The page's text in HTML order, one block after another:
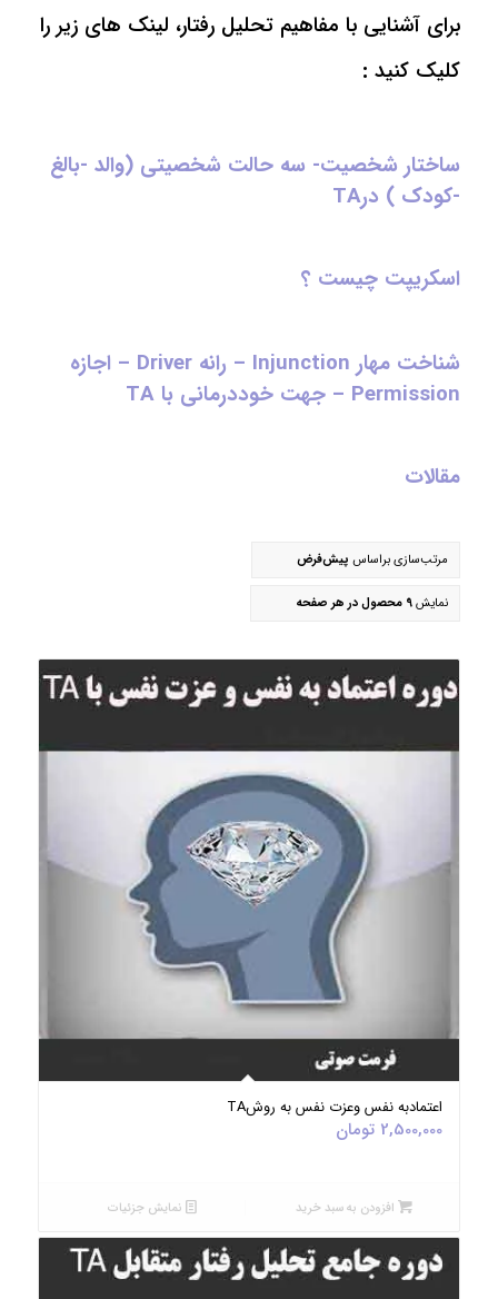
برای آشنایی با مفاهیم تحلیل رفتار، لینک های زیر را
کلیک کنید:
ساختار شخصیت- سه حالت شخصیتی (والد -بالغ
-کودک ) درTA
اسکریپت چیست ؟
شناخت مهار Injunction – رانه Driver – اجازه
Permission – جهت خوددرمانی با TA
مقالات
مرتب‌سازی براساس پیش‌فرض
نمایش9 محصول در هر صفحه
5.00
اعتمادبه نفس وعزت نفس به روشTA
2,500,000 تومان
افزودن به سبد خرید نمایش جزئیات